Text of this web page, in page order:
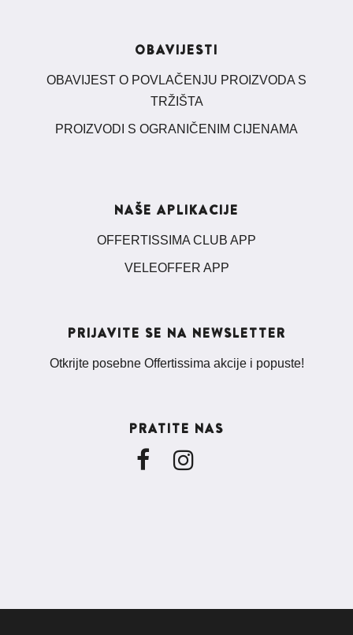
OBAVIJESTI
OBAVIJEST O POVLAČENJU PROIZVODA S
TRŽIŠTA
PROIZVODI S OGRANIČENIM CIJENAMA
NAŠE APLIKACIJE
OFFERTISSIMA CLUB APP
VELEOFFER APP
PRIJAVITE SE NA NEWSLETTER
Otkrijte posebne Offertissima akcije i popuste!
PRATITE NAS